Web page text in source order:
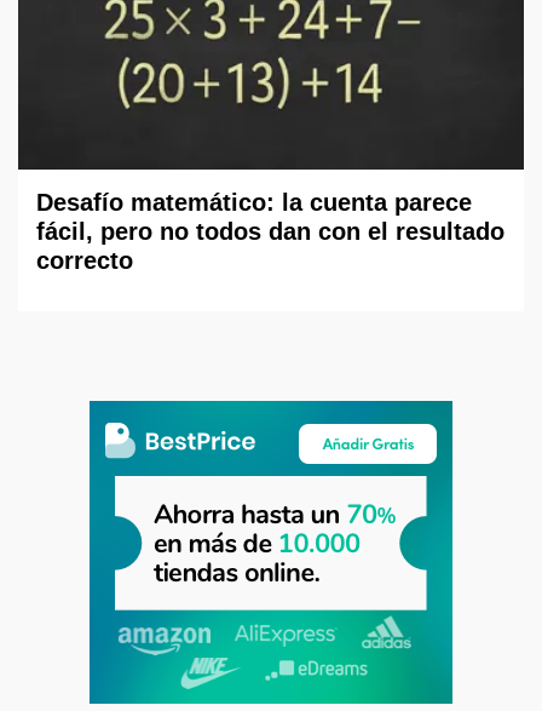
Desafío matemático: la cuenta parece
fácil, pero no todos dan con el resultado
correcto